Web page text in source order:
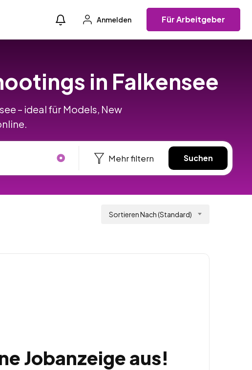
Anmelden Für Arbeitgeber
in Falkensee
– ideal für Models, New
Mehr filtern Suchen
Sortieren Nach (Standard)
Jobanzeige aus!